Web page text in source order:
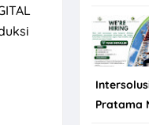
Pratama